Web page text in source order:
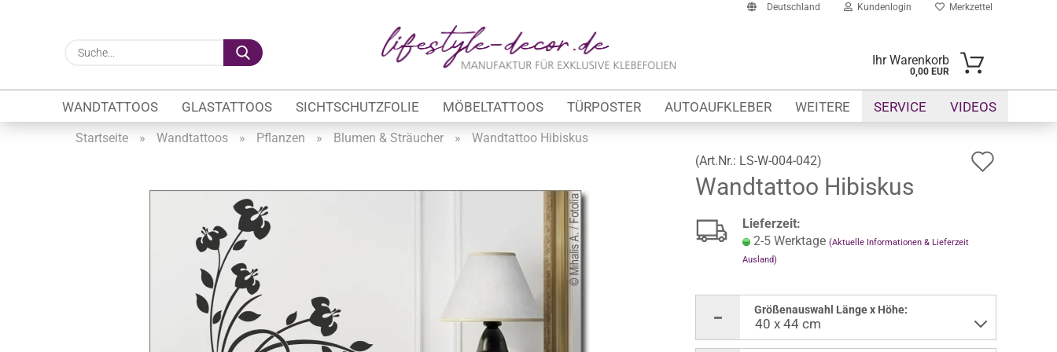
Deutschland
Lieferland
Kundenlogin
E-Mail
Passwort
Konto erstellen
Passwort vergessen?
Merkzettel
Suche...
Ihr Warenkorb
0,00 EUR
WANDTATTOOS GLASTATTOOS SICHTSCHUTZFOLIE MÖBELTATTOOS TÜRPOSTER AUTOAUFKLEBER SERVICE VIDEOS
WEITERE
Firmenlogo
Fahrzeugwerbung
Schaufensterbeschriftung
Öffnungszeiten
Sichtschutzfolien Gewerbe
Glasbeschriftung
Glasmotive
Durchlaufschutz
Startseite » Wandtattoos » Pflanzen » Blumen & Sträucher »
Wandtattoo Hibiskus
(Art.Nr.: LS-W-004-042)
Wandtattoo Hibiskus
Lieferzeit:
2-5 Werktage (Aktuelle Informationen & Lieferzeit
Ausland)
Größenauswahl Länge x Höhe: